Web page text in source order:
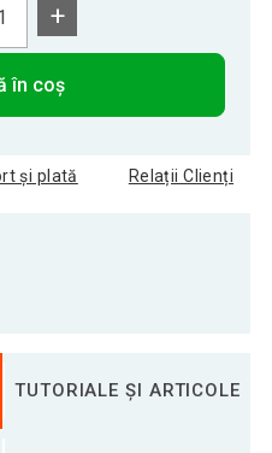
+
în coș
și plată Relații Clienți
TUTORIALE ȘI ARTICOLE